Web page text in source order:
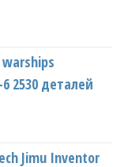
warships
2530 деталей
Jimu Inventor